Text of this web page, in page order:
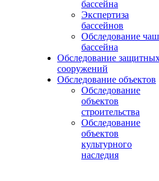
бассейна
Экспертиза
бассейнов
Обследование
бассейна
Обследование
сооружений
Обследование объектов
Обследование
объектов
строительства
Обследование
объектов
культурного
наследия